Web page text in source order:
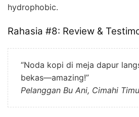
hydrophobic.
Rahasia #8: Review &
“Noda kopi di meja dapur
bekas—amazing!”
Pelanggan Bu Ani, Cimahi